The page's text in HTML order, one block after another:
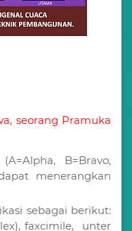
seorang Pramuka
B=Bravo,
menerangkan
sebagai berikut:
faxcimile, unter